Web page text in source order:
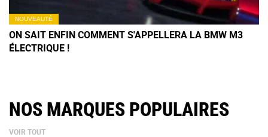
NOUVEAUTÉ
ON SAIT ENFIN COMMENT S'APPELLERA LA BMW M3
ÉLECTRIQUE !
NOS MARQUES POPULAIRES
VOIR TOUT